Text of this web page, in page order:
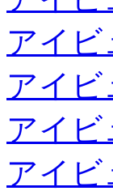
アイ
アイ
アイ
アイ